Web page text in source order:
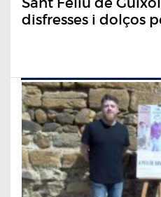
disfresses i dolços